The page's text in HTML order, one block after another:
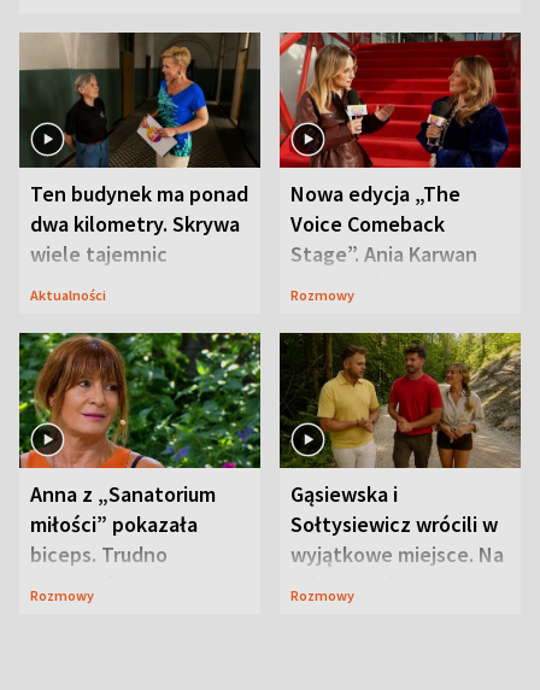
Ten budynek ma ponad
dwa kilometry. Skrywa
wiele tajemnic
Aktualności
Nowa edycja „The
Voice Comeback
Stage”. Ania Karwan
zapowiada
Rozmowy
Anna z „Sanatorium
miłości” pokazała
biceps. Trudno
uwierzyć, co przeszła
Rozmowy
Gąsiewska i
Sołtysiewicz wrócili w
wyjątkowe miejsce. Na
szlaku czekał
Rozmowy